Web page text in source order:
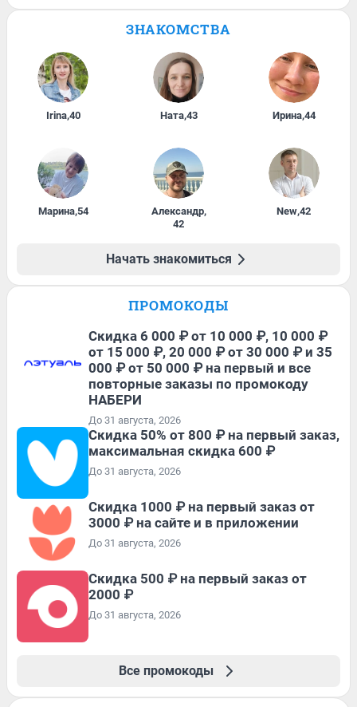
ЗНАКОМСТВА
Irina,40 Ната,43 Ирина,44
Марина,54 Александр,
42
New,42
Начать знакомиться
ПРОМОКОДЫ
Скидка 6 000 ₽ от 10 000 ₽, 10 000 ₽
от 15 000 ₽, 20 000 ₽ от 30 000 ₽ и 35
000 ₽ от 50 000 ₽ на первый и все
повторные заказы по промокоду
НАБЕРИ
До 31 августа, 2026
Скидка 50% от 800 ₽ на первый заказ,
максимальная скидка 600 ₽
До 31 августа, 2026
Скидка 1000 ₽ на первый заказ от
3000 ₽ на сайте и в приложении
До 31 августа, 2026
Скидка 500 ₽ на первый заказ от
2000 ₽
До 31 августа, 2026
Все промокоды